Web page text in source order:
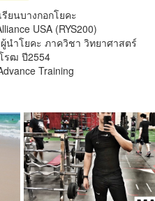
ยนบางกอกโยคะ
USA (RYS200)
นำโยคะ ภาควิชา วิทยาศาสตร์
รฒ ปี2554
Training